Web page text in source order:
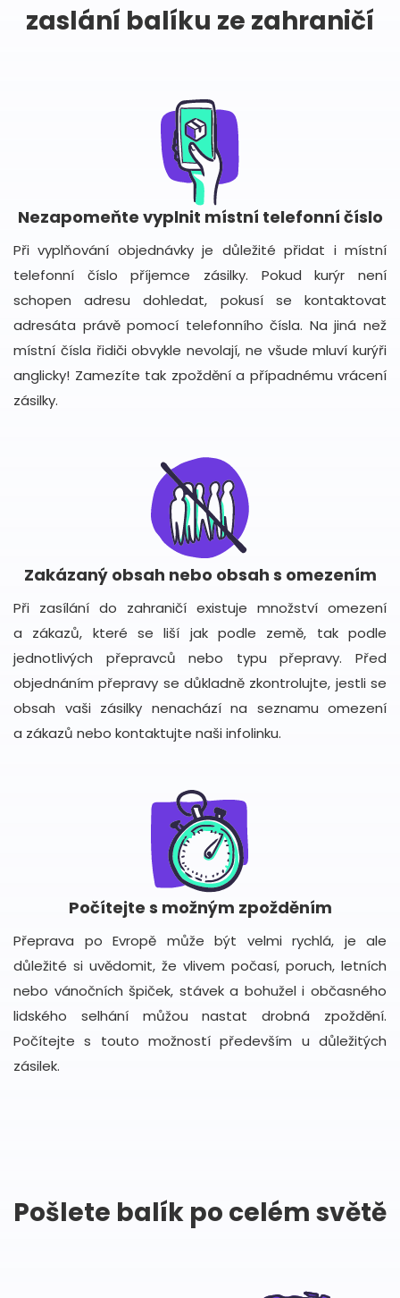
zaslání balíku ze zahraničí
Nezapomeňte vyplnit místní telefonní číslo
Při vyplňování objednávky je důležité přidat i místní
telefonní číslo příjemce zásilky. Pokud kurýr není
schopen adresu dohledat, pokusí se kontaktovat
adresáta právě pomocí telefonního čísla. Na jiná než
místní čísla řidiči obvykle nevolají, ne všude mluví kurýři
anglicky! Zamezíte tak zpoždění a případnému vrácení
zásilky.
Zakázaný obsah nebo obsah s omezením
Při zasílání do zahraničí existuje množství omezení
a zákazů, které se liší jak podle země, tak podle
jednotlivých přepravců nebo typu přepravy. Před
objednáním přepravy se důkladně zkontrolujte, jestli se
obsah vaši zásilky nenachází na seznamu omezení
a zákazů nebo kontaktujte naši infolinku.
Počítejte s možným zpožděním
Přeprava po Evropě může být velmi rychlá, je ale
důležité si uvědomit, že vlivem počasí, poruch, letních
nebo vánočních špiček, stávek a bohužel i občasného
lidského selhání můžou nastat drobná zpoždění.
Počítejte s touto možností především u důležitých
zásilek.
Pošlete balík po celém světě